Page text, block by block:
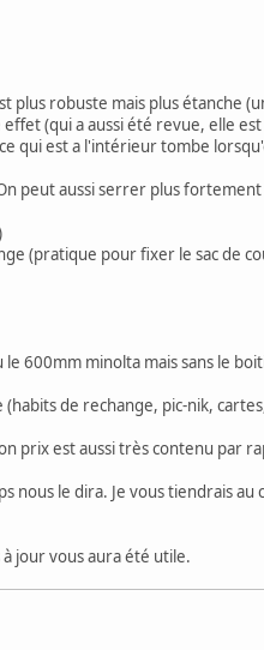
robuste mais plus étanche
(qui a aussi été revue, elle
qui est a l'intérieur tombe
peut aussi serrer plus
(pratique pour fixer le sac de
600mm minolta mais sans le
de rechange, pic-nik,
prix est aussi très contenu par
nous le dira. Je vous tiendrais
jour vous aura été utile.